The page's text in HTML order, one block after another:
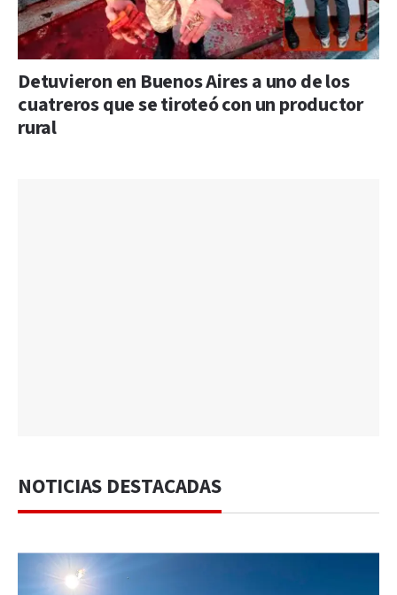
Detuvieron en Buenos Aires a uno de los
cuatreros que se tiroteó con un productor
rural
NOTICIAS DESTACADAS